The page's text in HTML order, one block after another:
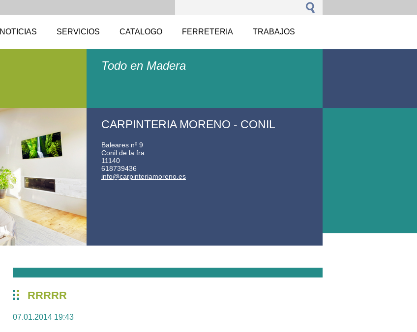
NOTICIAS SERVICIOS CATALOGO FERRETERIA TRABAJOS
Todo en Madera
CARPINTERIA MORENO - CONIL
Baleares nº 9
Conil de la fra
11140
618739436
info@carpinteriamoreno.es
RRRRR
07.01.2014 19:43